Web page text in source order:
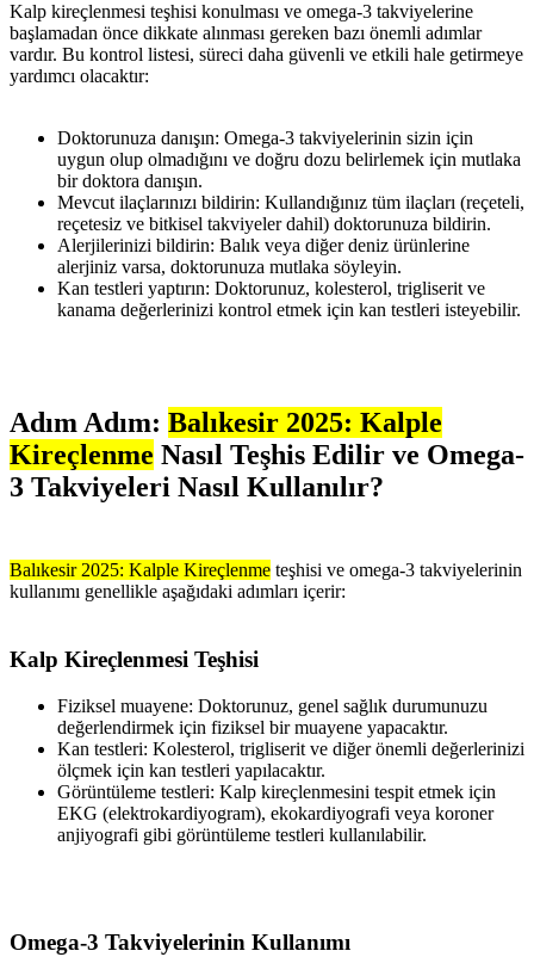
Kalp kireçlenmesi teşhisi konulması ve omega-3 takviyelerine
başlamadan önce dikkate alınması gereken bazı önemli adımlar
vardır. Bu kontrol listesi, süreci daha güvenli ve etkili hale getirmeye
yardımcı olacaktır:
Doktorunuza danışın: Omega-3 takviyelerinin sizin için
uygun olup olmadığını ve doğru dozu belirlemek için mutlaka
bir doktora danışın.
Mevcut ilaçlarınızı bildirin: Kullandığınız tüm ilaçları (reçeteli,
reçetesiz ve bitkisel takviyeler dahil) doktorunuza bildirin.
Alerjilerinizi bildirin: Balık veya diğer deniz ürünlerine
alerjiniz varsa, doktorunuza mutlaka söyleyin.
Kan testleri yaptırın: Doktorunuz, kolesterol, trigliserit ve
kanama değerlerinizi kontrol etmek için kan testleri isteyebilir.
Adım Adım: Balıkesir 2025: Kalple
Kireçlenme Nasıl Teşhis Edilir ve Omega-
3 Takviyeleri Nasıl Kullanılır?
Balıkesir 2025: Kalple Kireçlenme teşhisi ve omega-3 takviyelerinin
kullanımı genellikle aşağıdaki adımları içerir:
Kalp Kireçlenmesi Teşhisi
Fiziksel muayene: Doktorunuz, genel sağlık durumunuzu
değerlendirmek için fiziksel bir muayene yapacaktır.
Kan testleri: Kolesterol, trigliserit ve diğer önemli değerlerinizi
ölçmek için kan testleri yapılacaktır.
Görüntüleme testleri: Kalp kireçlenmesini tespit etmek için
EKG (elektrokardiyogram), ekokardiyografi veya koroner
anjiyografi gibi görüntüleme testleri kullanılabilir.
Omega-3 Takviyelerinin Kullanımı